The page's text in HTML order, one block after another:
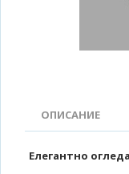
ОПИСАНИЕ
Елегантно